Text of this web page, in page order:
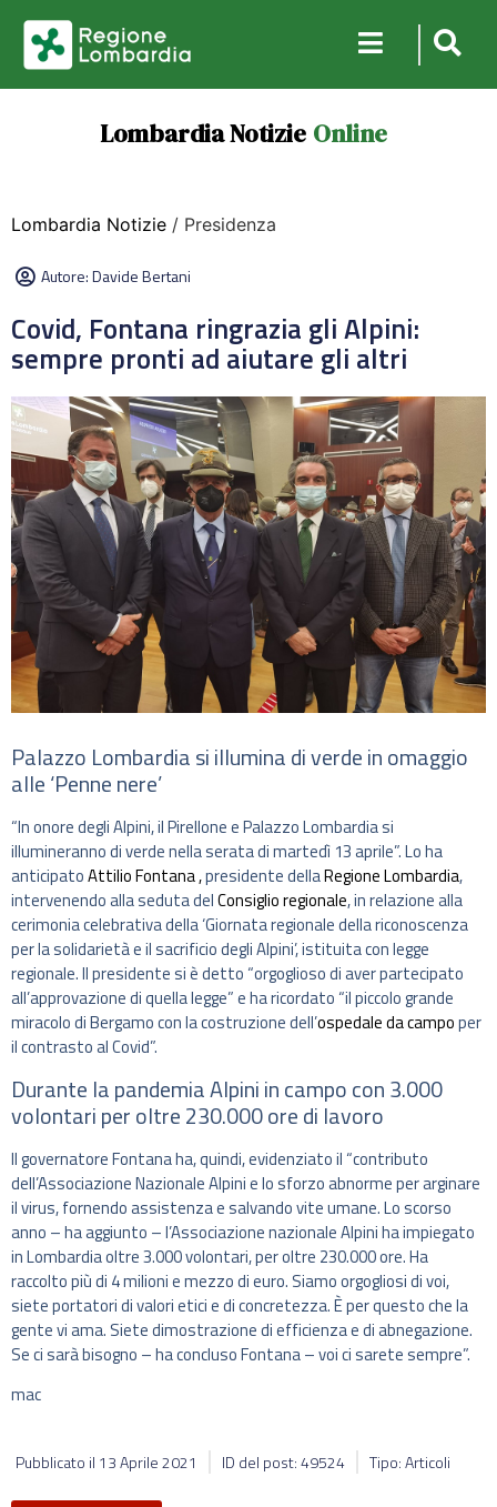
Lombardia Notizie Online
Lombardia Notizie / Presidenza
Autore:Davide Bertani
Covid, Fontana ringrazia gli Alpini:
sempre pronti ad aiutare gli altri
Palazzo Lombardia si illumina di verde in omaggio
alle ‘Penne nere’
“In onore degli Alpini, il Pirellone e Palazzo Lombardia si
illumineranno di verde nella serata di martedì 13 aprile”. Lo ha
anticipatoAttilio Fontana ,presidente dellaRegione Lombardia,
intervenendo alla seduta delConsiglio regionale, in relazione alla
cerimonia celebrativa della ‘Giornata regionale della riconoscenza
per la solidarietà e il sacrificio degli Alpini’, istituita con legge
regionale. Il presidente si è detto “orgoglioso di aver partecipato
all’approvazione di quella legge” e ha ricordato “il piccolo grande
miracolo di Bergamo con la costruzione dell’ospedale da campoper
il contrasto al Covid”.
Durante la pandemia Alpini in campo con 3.000
volontari per oltre 230.000 ore di lavoro
Il governatore Fontana ha, quindi, evidenziato il “contributo
dell’Associazione Nazionale Alpini e lo sforzo abnorme per arginare
il virus, fornendo assistenza e salvando vite umane. Lo scorso
anno – ha aggiunto – l’Associazione nazionale Alpini ha impiegato
in Lombardia oltre 3.000 volontari, per oltre 230.000 ore. Ha
raccolto più di 4 milioni e mezzo di euro. Siamo orgogliosi di voi,
siete portatori di valori etici e di concretezza. È per questo che la
gente vi ama. Siete dimostrazione di efficienza e di abnegazione.
Se ci sarà bisogno – ha concluso Fontana – voi ci sarete sempre”.
mac
Pubblicato il 13 Aprile 2021 ID del post: 49524 Tipo: Articoli